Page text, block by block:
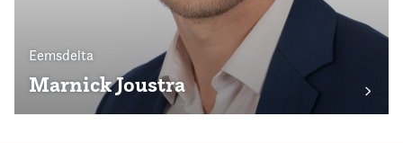
Eemsdelta
Marnick Joustra